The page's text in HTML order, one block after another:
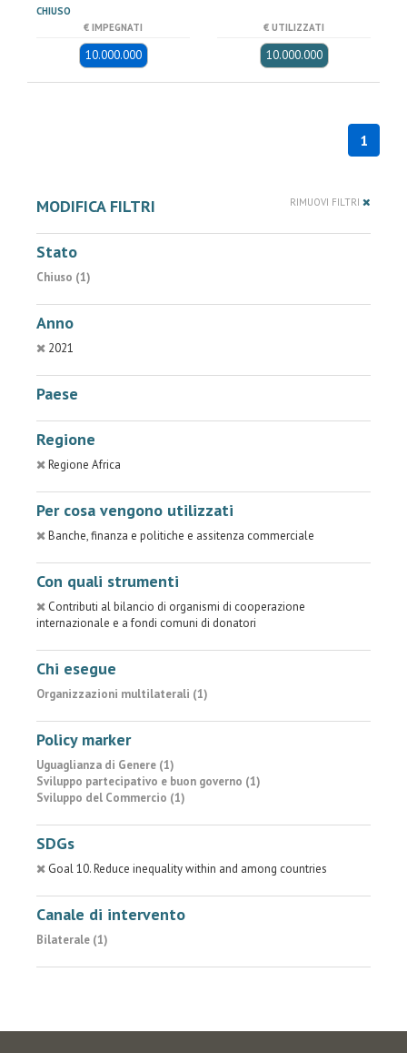
CHIUSO
€ IMPEGNATI
10.000.000
€ UTILIZZATI
10.000.000
1
MODIFICA FILTRI RIMUOVI FILTRI
Stato
Chiuso (1)
Anno
2021
Paese
Regione
Regione Africa
Per cosa vengono utilizzati
Banche, finanza e politiche e assitenza commerciale
Con quali strumenti
Contributi al bilancio di organismi di cooperazione
internazionale e a fondi comuni di donatori
Chi esegue
Organizzazioni multilaterali (1)
Policy marker
Uguaglianza di Genere (1)
Sviluppo partecipativo e buon governo (1)
Sviluppo del Commercio (1)
SDGs
Goal 10. Reduce inequality within and among countries
Canale di intervento
Bilaterale (1)